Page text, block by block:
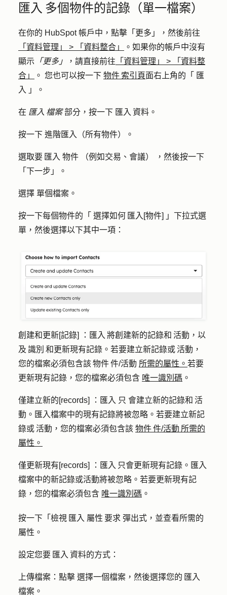
匯入 多個物件的記錄（單一檔案）
在你的 HubSpot 帳戶中，點擊 「更多」
，然後前往
「資料管理」
> 「資料整合」
。如果你的帳戶中沒有
顯示 「更多」 ，請直接前往 「資料管理」 >
「資料整
合」
。 您也可以按一下 物件 索引頁面右上角的「
匯
入
」。
在 匯入 檔案部分，按一下 匯入 資料 。
按一下 進階匯入（所有物件） 。
選取要 匯入 物件 （例如交易、會議） ，然後按一下
「 下一步 」。
選擇 單個檔案 。
按一下每個物件的「 選擇如何 匯入[物件] 」下拉式選
單，然後選擇以下其中一項：
創建和更新[記錄]
：匯入 將創建新的記錄和 活動，以
及 識別 和更新現有記錄。若要建立新記錄或 活動，
您的檔案必須包含該 物件 件/活動 所需的屬性。 若要
更新現有記錄，您的檔案必須包含 唯一識別碼 。
僅建立新的[records] ：匯入 只 會建立新的記錄和 活
動。匯入檔案中的現有記錄將被忽略。若要建立新記
錄或 活動，您的檔案必須包含該 物件 件/活動 所需的
屬性。
僅更新現有[records]
：匯入 只會更新現有記錄。匯入
檔案中的新記錄或活動將被忽略。若要更新現有記
錄，您的檔案必須包含 唯一識別碼 。
按一下「 檢視 匯入 屬性 要求 彈出式，並查看所需的
屬性。
設定您要 匯入 資料的方式：
上傳檔案 ：點擊 選擇一個檔案 ，然後選擇您的 匯入
檔案 。